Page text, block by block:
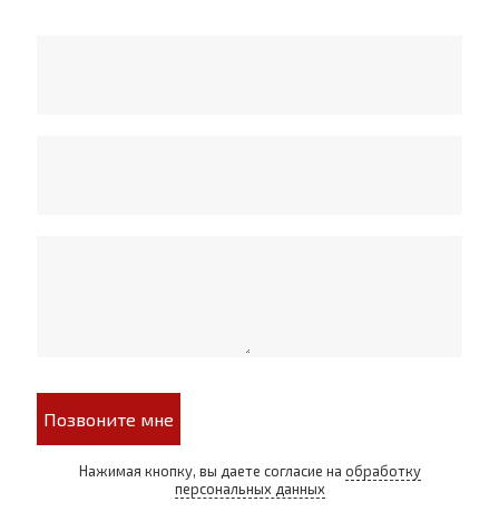
Позвоните мне
Нажимая кнопку, вы даете согласие на обработку
персональных данных